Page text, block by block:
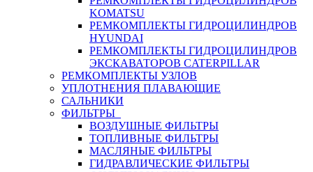
KOMATSU
РЕМКОМПЛЕКТЫ ГИДРОЦИЛИНДРОВ
HYUNDAI
РЕМКОМПЛЕКТЫ ГИДРОЦИЛИНДРОВ
ЭКСКАВАТОРОВ CATERPILLAR
РЕМКОМПЛЕКТЫ УЗЛОВ
УПЛОТНЕНИЯ ПЛАВАЮЩИЕ
САЛЬНИКИ
ФИЛЬТРЫ
ВОЗДУШНЫЕ ФИЛЬТРЫ
ТОПЛИВНЫЕ ФИЛЬТРЫ
МАСЛЯНЫЕ ФИЛЬТРЫ
ГИДРАВЛИЧЕСКИЕ ФИЛЬТРЫ